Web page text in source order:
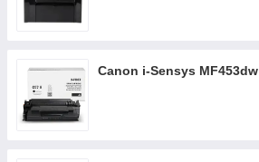
Canon i-Sensys MF453dw